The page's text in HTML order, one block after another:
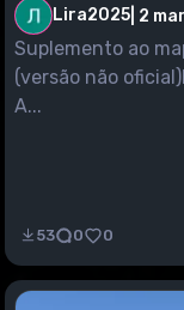
Lira2025 2 mar
Suplemento ao
(versão não
A...
53 0 0